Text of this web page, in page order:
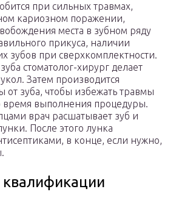
при сильных травмах,
кариозном поражении,
места в зубном ряду
прикуса, наличии
при сверхкомплектности.
стоматолог-хирург делает
Затем производится
от зуба, чтобы избежать травмы
время выполнения процедуры.
врач расшатывает зуб и
После этого лунка
в конце, если нужно,